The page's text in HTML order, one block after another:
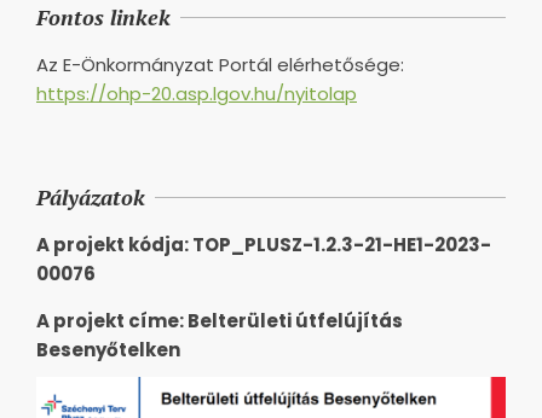
Fontos linkek
Az E-Önkormányzat Portál elérhetősége:
https://ohp-20.asp.lgov.hu/nyitolap
Pályázatok
A projekt kódja: TOP_PLUSZ-1.2.3-21-HE1-2023-
00076
A projekt címe: Belterületi útfelújítás
Besenyőtelken